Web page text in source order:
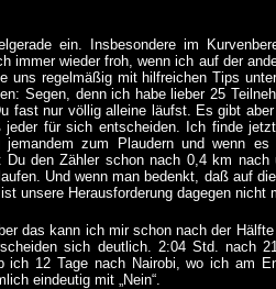
ein. Insbesondere im
wieder froh, wenn ich auf der
regelmäßig mit hilfreichen Tips
Segen, denn ich habe lieber 25
fast nur völlig alleine läufst. Es gibt aber
für sich entscheiden. Ich finde
zum Plaudern und wenn
den Zähler schon nach 0,4 km nach
Und wenn man bedenkt, daß auf
unsere Herausforderung dagegen nicht
das kann ich mir schon nach der
sich deutlich. 2:04 Std. nach
12 Tage nach Nairobi, wo ich am
eindeutig mit „Nein“.